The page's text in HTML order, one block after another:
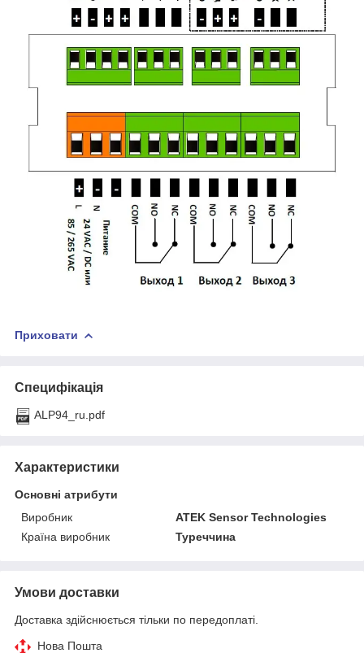
Приховати
Специфікація
ALP94_ru.pdf
Характеристики
Основні атрибути
Виробник
ATEK Sensor Technologies
Країна виробник
Туреччина
Умови доставки
Доставка здійснюється тільки по передоплаті.
Нова Пошта